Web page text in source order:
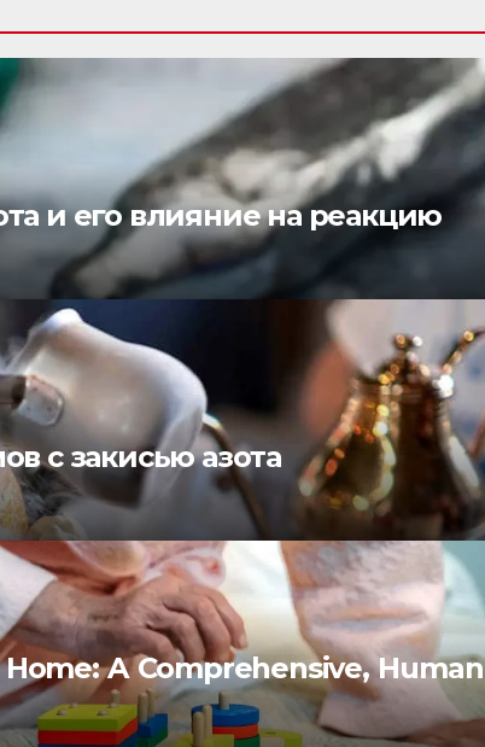
и его влияние на реакцию
с закисью азота
A Comprehensive, Human